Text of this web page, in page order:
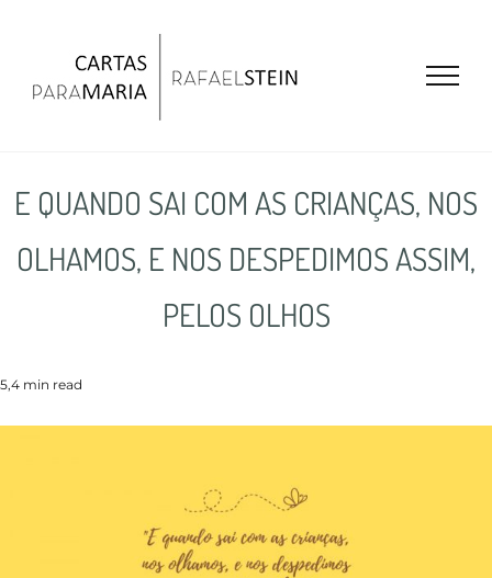
E QUANDO SAI COM AS CRIANÇAS, NOS
OLHAMOS, E NOS DESPEDIMOS ASSIM,
PELOS OLHOS
5,4 min read